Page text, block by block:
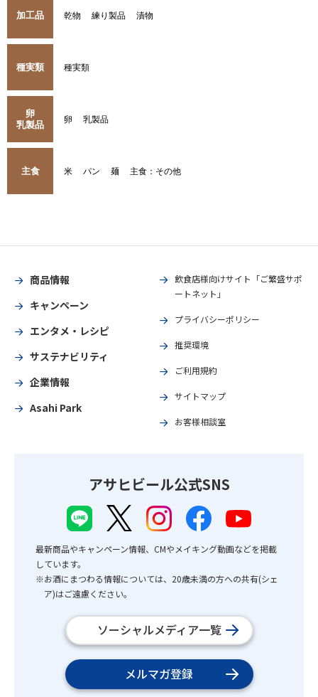
加工品 乾物 練り製品 漬物
種実類 種実類
卵
乳製品
卵 乳製品
主食 米 パン 麺 主食：その他
商品情報
キャンペーン
エンタメ・レシピ
サステナビリティ
企業情報
Asahi Park
飲食店様向けサイト「ご繁盛サポ
ートネット」
プライバシーポリシー
推奨環境
ご利用規約
サイトマップ
お客様相談室
アサヒビール公式SNS
最新商品やキャンペーン情報、CMやメイキング動画などを掲載
しています。
※お酒にまつわる情報については、20歳未満の方への共有(シェ
ア)はご遠慮ください。
ソーシャルメディア一覧
メルマガ登録